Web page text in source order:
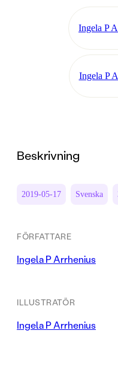
Ingela P
Ingela P
Beskrivning
2019-05-17 Svenska
FÖRFATTARE
Ingela P Arrhenius
ILLUSTRATÖR
Ingela P Arrhenius